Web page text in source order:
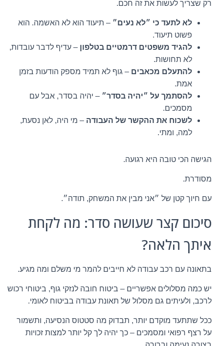
רק שצריך לעשות את זה חכם.
לא לתעד כי ״לא נעים״ – תיעוד הוא לא האשמה. הוא
פשוט תיעוד.
להגיד משפטים דרמטיים בטלפון – עדיף לדבר עובדות,
לא תחושות.
להתעלם מכאבים – גוף לא תמיד מספק הודעות בזמן
אמת.
להסתמך על ״יהיה בסדר״ – יהיה בסדר, אבל עם
מסמכים.
לשכוח את ההקשר של העבודה – מי היה, לאן נסעת,
למה, ומתי.
הגישה הכי טובה היא רגועה.
מסודרת.
עם חיוך קטן של ״אני מבין את המשחק, תודה״.
סיכום קצר שעושה סדר: מה לקחת
איתך הלאה?
בתאונה עם רכב עבודה לא חייבים להמר מי משלם ומה מגיע.
יש כמה מסלולים אפשריים – ביטוח חובה לנזקי גוף, ביטוחי רכוש
לרכב, ולעיתים גם מסלול של תאונת עבודה בביטוח לאומי.
ככל שתתעד מוקדם יותר, תבדוק מה סטטוס הנסיעה, ותשמור
על רצף רפואי ומסמכים – כך יהיה לך קל יותר למצות זכויות